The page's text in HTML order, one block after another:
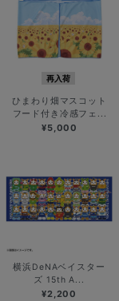
再入荷
ひまわり畑マスコット
フード付き冷感フェ...
¥5,000
横浜DeNAベイスター
ズ 15th A...
¥2,200